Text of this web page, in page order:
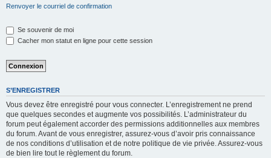
Renvoyer le courriel de confirmation
Se souvenir de moi
Cacher mon statut en ligne pour cette session
S’ENREGISTRER
Vous devez être enregistré pour vous connecter. L’enregistrement ne prend
que quelques secondes et augmente vos possibilités. L’administrateur du
forum peut également accorder des permissions additionnelles aux membres
du forum. Avant de vous enregistrer, assurez-vous d’avoir pris connaissance
de nos conditions d’utilisation et de notre politique de vie privée. Assurez-vous
de bien lire tout le règlement du forum.